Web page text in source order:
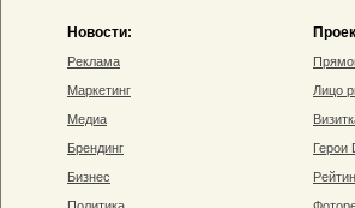
Новости:
Реклама
Маркетинг
Медиа
Брендинг
Бизнес
Лицо
Герои